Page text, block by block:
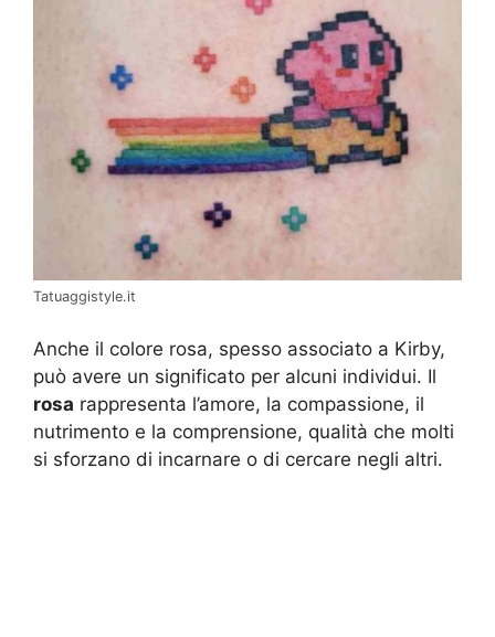
Tatuaggistyle.it
Anche il colore rosa, spesso associato a Kirby,
può avere un significato per alcuni individui. Il
rosa rappresenta l’amore, la compassione, il
nutrimento e la comprensione, qualità che molti
si sforzano di incarnare o di cercare negli altri.